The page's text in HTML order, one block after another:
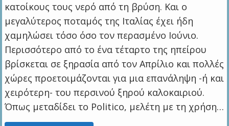
κατοίκους τους νερό από τη βρύση. Και ο
μεγαλύτερος ποταμός της Ιταλίας έχει ήδη
χαμηλώσει τόσο όσο τον περασμένο Ιούνιο.
Περισσότερο από το ένα τέταρτο της ηπείρου
βρίσκεται σε ξηρασία από τον Απρίλιο και πολλές
χώρες προετοιμάζονται για μια επανάληψη -ή και
χειρότερη- του περσινού ξηρού καλοκαιριού.
Όπως μεταδίδει το Politico, μελέτη με τη χρήση…